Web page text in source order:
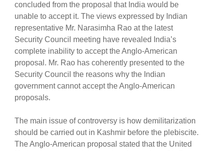
concluded from the proposal that India would be
unable to accept it. The views expressed by Indian
representative Mr. Narasimha Rao at the latest
Security Council meeting have revealed India’s
complete inability to accept the Anglo-American
proposal. Mr. Rao has coherently presented to the
Security Council the reasons why the Indian
government cannot accept the Anglo-American
proposals.
The main issue of controversy is how demilitarization
should be carried out in Kashmir before the plebiscite.
The Anglo-American proposal stated that the United